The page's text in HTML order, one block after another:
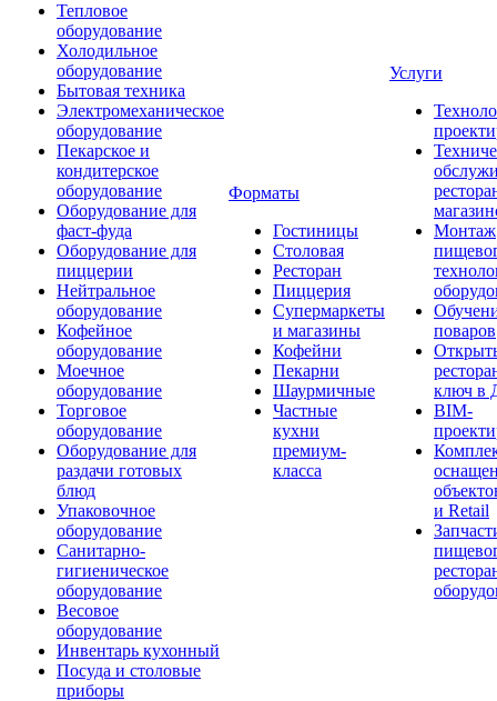
Тепловое
оборудование
Холодильное
оборудование
Бытовая техника
Электромеханическое
оборудование
Пекарское и
кондитерское
оборудование
Оборудование для
фаст-фуда
Оборудование для
пиццерии
Нейтральное
оборудование
Кофейное
оборудование
Моечное
оборудование
Торговое
оборудование
Оборудование для
раздачи готовых
блюд
Упаковочное
оборудование
Санитарно-
гигиеническое
оборудование
Весовое
оборудование
Инвентарь кухонный
Посуда и столовые
приборы
Форматы
Гостиницы
Столовая
Ресторан
Пиццерия
Супермаркеты
и магазины
Кофейни
Пекарни
Шаурмичные
Частные
кухни
премиум-
класса
Услуги
Монтаж
поваров
ключ в
BIM-
и Retail